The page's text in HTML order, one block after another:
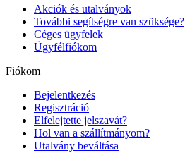
Akciók és utalványok
További segítségre van szüksége?
Céges ügyfelek
Ügyfélfiókom
Fiókom
Bejelentkezés
Regisztráció
Elfelejtette jelszavát?
Hol van a szállítmányom?
Utalvány beváltása